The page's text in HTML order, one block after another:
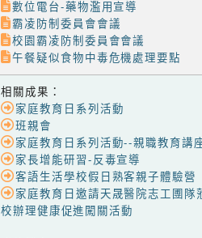
數位電台-藥物濫用宣導
霸凌防制委員會會議
校園霸凌防制委員會會議
午餐疑似食物中毒危機處理要點
相關成果：
家庭教育日系列活動
班親會
家庭教育日系列活動--親職教育講
家長增能研習-反毒宣導
客語生活學校假日熟客親子體驗營
家庭教育日邀請天晟醫院志工圑隊
校辦理健康促進闖關活動